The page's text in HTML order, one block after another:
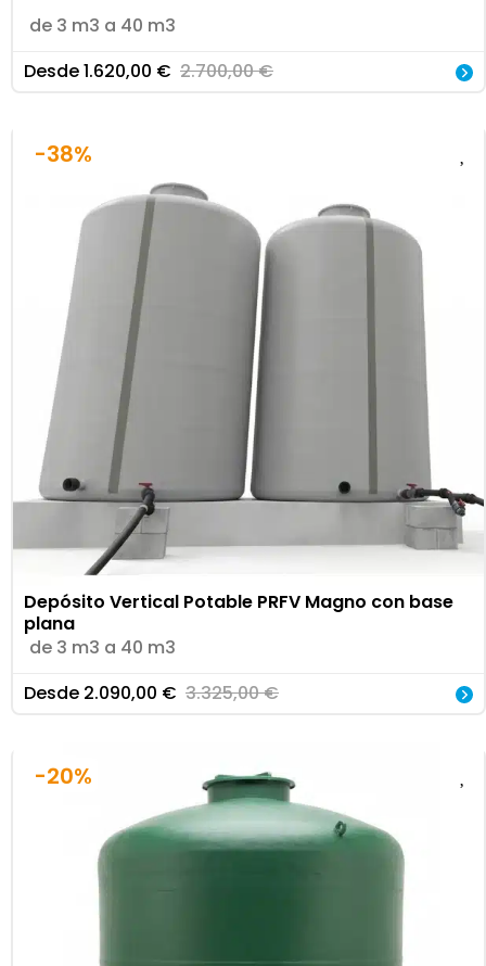
de 3 m3 a 40 m3
Desde1.620,00 € 2.700,00€
-38%
Depósito Vertical Potable PRFV Magno con base
plana
de 3 m3 a 40 m3
Desde 2.090,00 € 3.325,00€
-20%